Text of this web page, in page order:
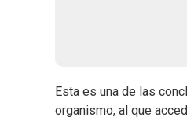
Esta es una de las
organismo, al que